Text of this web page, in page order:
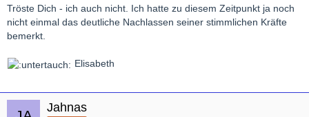
Tröste Dich - ich auch nicht. Ich hatte zu diesem Zeitpunkt ja noch
nicht einmal das deutliche Nachlassen seiner stimmlichen Kräfte
bemerkt.
Elisabeth
Jahnas